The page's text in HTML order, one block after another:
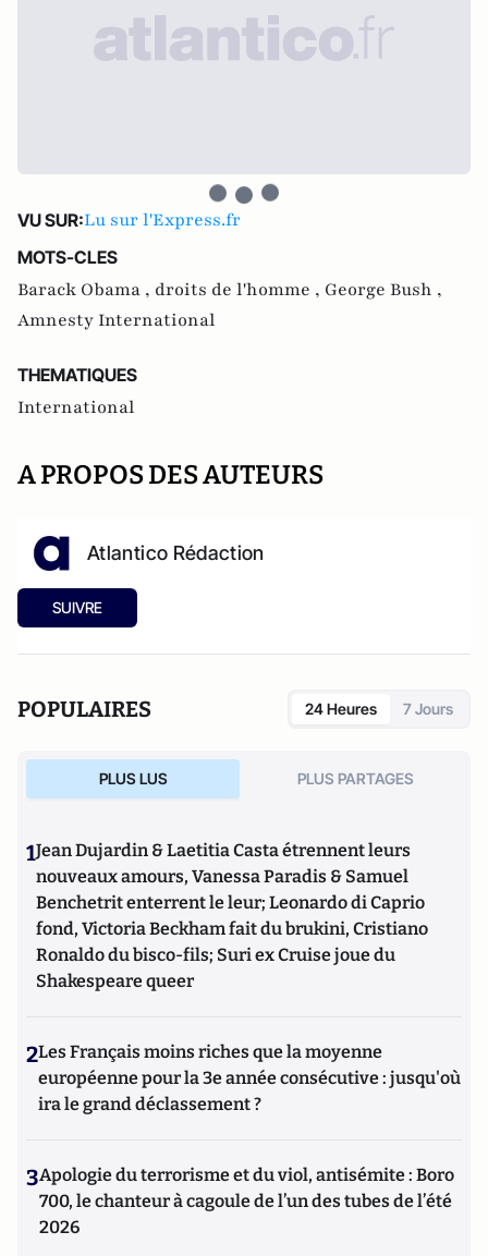
VU SUR:Lu sur l'Express.fr
MOTS-CLES
Barack Obama , droits de l'homme , George Bush ,
Amnesty International
THEMATIQUES
International
A PROPOS DES AUTEURS
Atlantico Rédaction
SUIVRE
POPULAIRES 24 Heures 7 Jours
PLUS LUS PLUS PARTAGES
1Jean Dujardin & Laetitia Casta étrennent leurs
nouveaux amours, Vanessa Paradis & Samuel
Benchetrit enterrent le leur; Leonardo di Caprio
fond, Victoria Beckham fait du brukini, Cristiano
Ronaldo du bisco-fils; Suri ex Cruise joue du
Shakespeare queer
2Les Français moins riches que la moyenne
européenne pour la 3e année consécutive : jusqu'où
ira le grand déclassement ?
3Apologie du terrorisme et du viol, antisémite : Boro
700, le chanteur à cagoule de l’un des tubes de l’été
2026